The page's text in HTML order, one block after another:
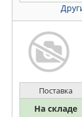
Поставка
На складе